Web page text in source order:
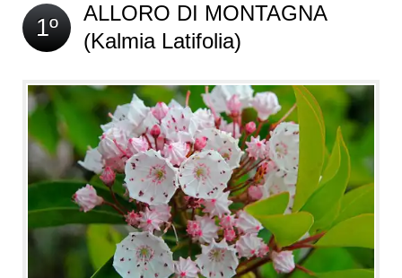
1º
ALLORO DI MONTAGNA
(Kalmia Latifolia)